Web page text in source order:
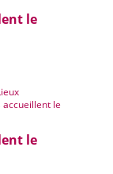
le
le
accueillent le